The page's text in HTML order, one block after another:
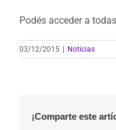
Podés acceder a
03/12/2015 Noticias
¡Comparte este